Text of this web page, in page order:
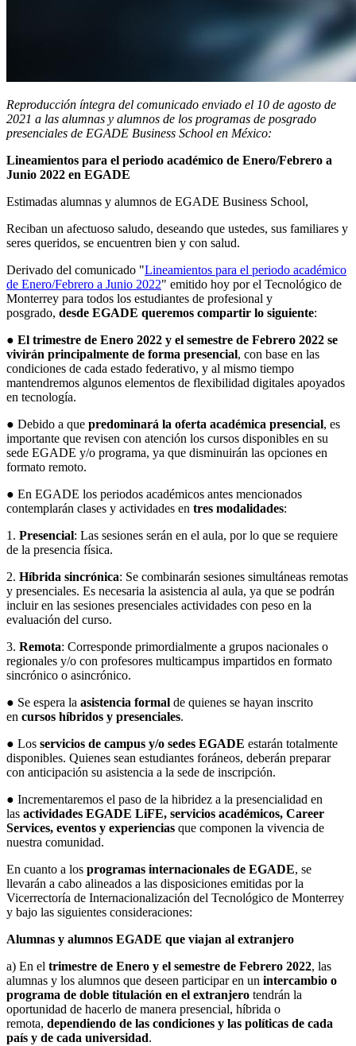
Reproducción íntegra del comunicado enviado el 10 de agosto de
2021 a las alumnas y alumnos de los programas de posgrado
presenciales de EGADE Business School en México:
Lineamientos para el periodo académico de Enero/Febrero a
Junio 2022 en EGADE
Estimadas alumnas y alumnos de EGADE Business School,
Reciban un afectuoso saludo, deseando que ustedes, sus familiares y
seres queridos, se encuentren bien y con salud.
Derivado del comunicado "Lineamientos para el periodo académico
de Enero/Febrero a Junio 2022" emitido hoy por el Tecnológico de
Monterrey para todos los estudiantes de profesional y
posgrado, desde EGADE queremos compartir lo siguiente:
● El trimestre de Enero 2022 y el semestre de Febrero 2022 se
vivirán principalmente de forma presencial, con base en las
condiciones de cada estado federativo, y al mismo tiempo
mantendremos algunos elementos de flexibilidad digitales apoyados
en tecnología.
● Debido a que predominará la oferta académica presencial, es
importante que revisen con atención los cursos disponibles en su
sede EGADE y/o programa, ya que disminuirán las opciones en
formato remoto.
● En EGADE los periodos académicos antes mencionados
contemplarán clases y actividades en tres modalidades:
1. Presencial: Las sesiones serán en el aula, por lo que se requiere
de la presencia física.
2. Híbrida sincrónica: Se combinarán sesiones simultáneas remotas
y presenciales. Es necesaria la asistencia al aula, ya que se podrán
incluir en las sesiones presenciales actividades con peso en la
evaluación del curso.
3. Remota: Corresponde primordialmente a grupos nacionales o
regionales y/o con profesores multicampus impartidos en formato
sincrónico o asincrónico.
● Se espera la asistencia formal de quienes se hayan inscrito
en cursos híbridos y presenciales.
● Los servicios de campus y/o sedes EGADE estarán totalmente
disponibles. Quienes sean estudiantes foráneos, deberán preparar
con anticipación su asistencia a la sede de inscripción.
● Incrementaremos el paso de la hibridez a la presencialidad en
las actividades EGADE LiFE, servicios académicos, Career
Services, eventos y experiencias que componen la vivencia de
nuestra comunidad.
En cuanto a los programas internacionales de EGADE, se
llevarán a cabo alineados a las disposiciones emitidas por la
Vicerrectoría de Internacionalización del Tecnológico de Monterrey
y bajo las siguientes consideraciones:
Alumnas y alumnos EGADE que viajan al extranjero
a) En el trimestre de Enero y el semestre de Febrero 2022, las
alumnas y los alumnos que deseen participar en un intercambio o
programa de doble titulación en el extranjero tendrán la
oportunidad de hacerlo de manera presencial, híbrida o
remota, dependiendo de las condiciones y las políticas de cada
país y de cada universidad.